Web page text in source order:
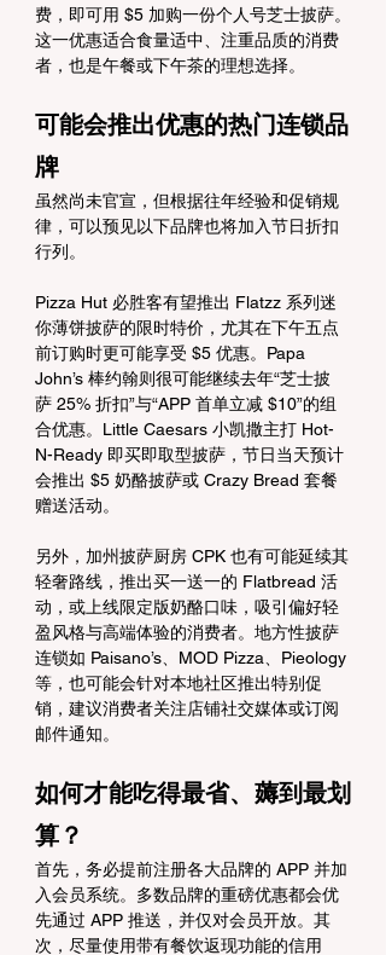
费，即可用 $5 加购一份个人号芝士披萨。
这一优惠适合食量适中、注重品质的消费
者，也是午餐或下午茶的理想选择。
可能会推出优惠的热门连锁品
牌
虽然尚未官宣，但根据往年经验和促销规
律，可以预见以下品牌也将加入节日折扣
行列。
Pizza Hut 必胜客有望推出 Flatzz 系列迷
你薄饼披萨的限时特价，尤其在下午五点
前订购时更可能享受 $5 优惠。Papa
John’s 棒约翰则很可能继续去年“芝士披
萨 25% 折扣”与“APP 首单立减 $10”的组
合优惠。Little Caesars 小凯撒主打 Hot-
N-Ready 即买即取型披萨，节日当天预计
会推出 $5 奶酪披萨或 Crazy Bread 套餐
赠送活动。
另外，加州披萨厨房 CPK 也有可能延续其
轻奢路线，推出买一送一的 Flatbread 活
动，或上线限定版奶酪口味，吸引偏好轻
盈风格与高端体验的消费者。地方性披萨
连锁如 Paisano’s、MOD Pizza、Pieology
等，也可能会针对本地社区推出特别促
销，建议消费者关注店铺社交媒体或订阅
邮件通知。
如何才能吃得最省、薅到最划
算？
首先，务必提前注册各大品牌的 APP 并加
入会员系统。多数品牌的重磅优惠都会优
先通过 APP 推送，并仅对会员开放。其
次，尽量使用带有餐饮返现功能的信用